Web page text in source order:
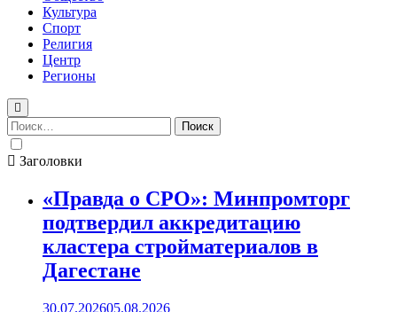
Культура
Спорт
Религия
Центр
Регионы
Найти:
Заголовки
«Правда о СРО»: Минпромторг
подтвердил аккредитацию
кластера стройматериалов в
Дагестане
30.07.202605.08.2026